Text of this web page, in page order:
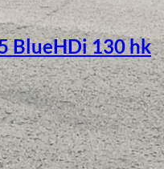
BlueHDi 130 hk